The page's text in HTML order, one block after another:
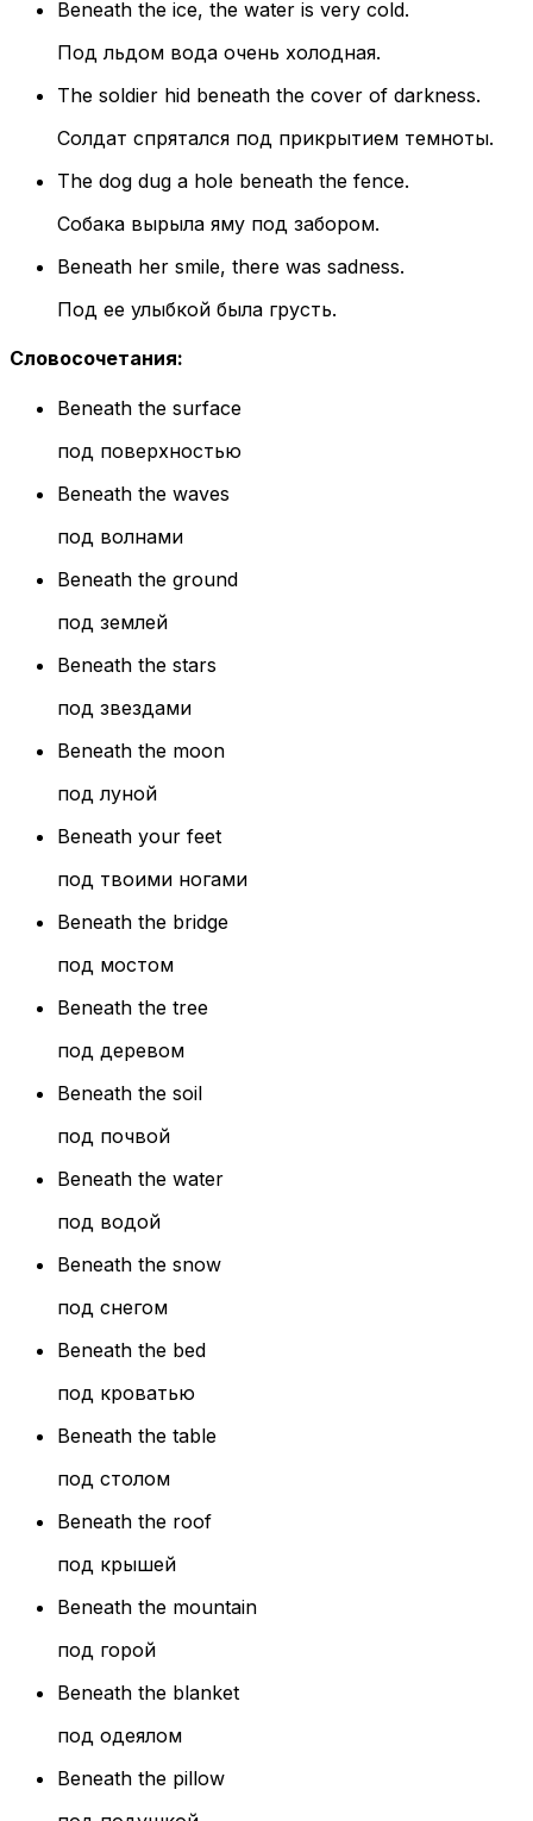
Beneath the ice, the water is very cold.
Под льдом вода очень холодная.
The soldier hid beneath the cover of darkness.
Солдат спрятался под прикрытием темноты.
The dog dug a hole beneath the fence.
Собака вырыла яму под забором.
Beneath her smile, there was sadness.
Под ее улыбкой была грусть.
Словосочетания:
Beneath the surface
под поверхностью
Beneath the waves
под волнами
Beneath the ground
под землей
Beneath the stars
под звездами
Beneath the moon
под луной
Beneath your feet
под твоими ногами
Beneath the bridge
под мостом
Beneath the tree
под деревом
Beneath the soil
под почвой
Beneath the water
под водой
Beneath the snow
под снегом
Beneath the bed
под кроватью
Beneath the table
под столом
Beneath the roof
под крышей
Beneath the mountain
под горой
Beneath the blanket
под одеялом
Beneath the pillow